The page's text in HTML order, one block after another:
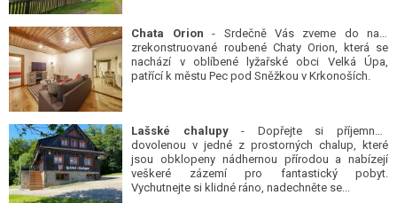
Chata Orion - Srdečně Vás zveme do naší
zrekonstruované roubené Chaty Orion, která se
nachází v oblíbené lyžařské obci Velká Úpa,
patřící k městu Pec pod Sněžkou v Krkonoších.
Lašské chalupy- Dopřejte si příjemnou
dovolenou v jedné z prostorných chalup, které
jsou obklopeny nádhernou přírodou a nabízejí
veškeré zázemí pro fantastický pobyt.
Vychutnejte si klidné ráno, nadechněte se...